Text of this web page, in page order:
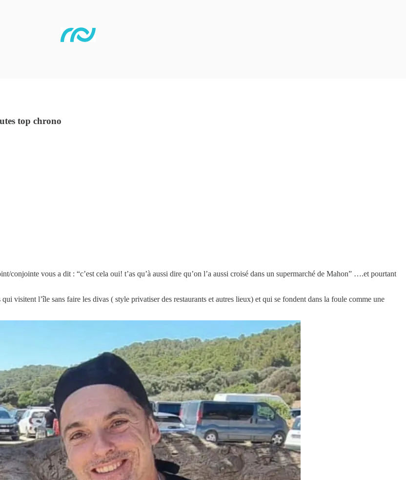
top chrono
vous a dit : “c’est cela oui! t’as qu’à aussi dire qu’on l’a aussi croisé dans un supermarché de Mahon” ….et pourtant
qui visitent l’île sans faire les divas ( style privatiser des restaurants et autres lieux) et qui se fondent dans la foule comme une